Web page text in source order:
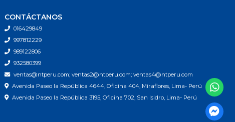
CONTÁCTANOS
016429849
997812229
989122806
932580399
ventas@ntperu.com; ventas2@ntperu.com; ventas4@ntperu.com
Avenida Paseo la República 4644, Oficina 404, Miraflores, Lima- Perú
Avenida Paseo la República 3195, Oficina 702, San Isidro, Lima- Perú